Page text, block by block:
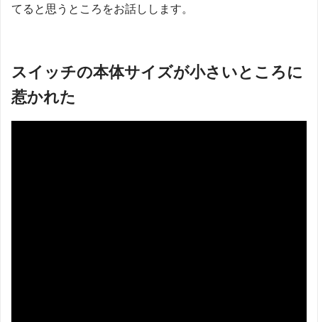
てると思うところをお話しします。
スイッチの本体サイズが小さいところに
惹かれた